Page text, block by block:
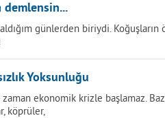
demlensin...
günlerden biriydi.
Yoksunluğu
ekonomik krizle başlamaz.
köprüler,